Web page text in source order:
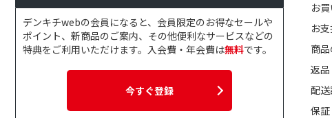
デンキチwebの会員になると、会員限定のお得なセールや
ポイント、新商品のご案内、その他便利なサービスなどの
特典をご利用いただけます。入会費・年会費は無料です。
今すぐ登録
お
お
商
返
配
保